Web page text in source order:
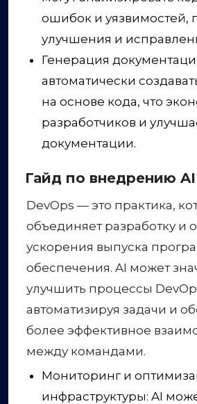
ошибок и уязвимостей,
улучшения и
Генерация
автоматически
на основе кода, что
разработчиков и
документации.
Гайд по внедрению AI
DevOps — это практика,
объединяет разработку и
ускорения выпуска
обеспечения. AI может
улучшить процессы
автоматизируя задачи и
более эффективное
между командами.
Мониторинг и
инфраструктуры: AI